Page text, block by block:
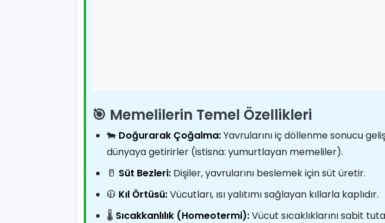
🎯 Memelilerin Temel Özellikleri
🐄 Doğurarak Çoğalma:Yavrularını iç döllenme sonucu
dünyaya getirirler (istisna: yumurtlayan memeliler).
🥛 Süt Bezleri: Dişiler, yavrularını beslemek için süt üretir.
🧥 Kıl Örtüsü:Vücutları, ısı yalıtımı sağlayan kıllarla kaplıdır.
🌡️ Sıcakkanlılık (Homeotermi):Vücut sıcaklıklarını sabit